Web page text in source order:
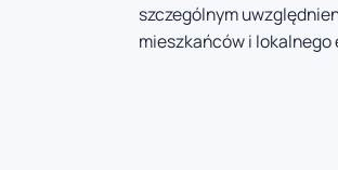
szczególnym
mieszkańców i lokalnego